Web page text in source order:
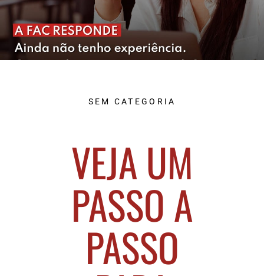
SEM CATEGORIA
VEJA UM
PASSO A
PASSO